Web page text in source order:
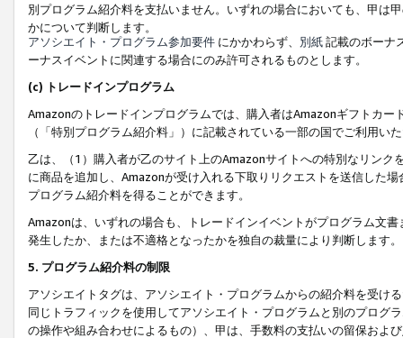
別プログラム紹介料を支払いません。いずれの場合においても、甲は
かについて判断します。
アソシエイト・プログラム参加要件 にかかわらず、 別紙記載のボーナ
ーナスイベントに関連する場合にのみ許可されるものとします。
(c) トレードインプログラム
Amazonのトレードインプログラムでは、購入者はAmazonギフトカ
（「特別プログラム紹介料」）に記載されている一部の国でご利用い
乙は、（1）購入者が乙のサイト上のAmazonサイトへの特別なリン
に商品を追加し、Amazonが受け入れる下取りリクエストを送信した
プログラム紹介料を得ることができます。
Amazonは、いずれの場合も、トレードインイベントがプログラム文
発生したか、または不適格となったかを独自の裁量により判断します。
5. プログラム紹介料の制限
アソシエイトタグは、アソシエイト・プログラムからの紹介料を受け
同じトラフィックを使用してアソシエイト・プログラムと別のプログ
の操作や組み合わせによるもの）、甲は、手数料の支払いの留保およ